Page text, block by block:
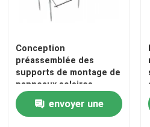
Chemin de câbles galvanisé
Plaque d'acier antidérapante
Conception
préassemblée des
supports de montage de
panneaux solaires
Économiser du temps
d'installation et fournir
un support solide pour
envoyer une